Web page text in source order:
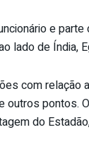
e
lado de Índia,
com relação
outros pontos.
do